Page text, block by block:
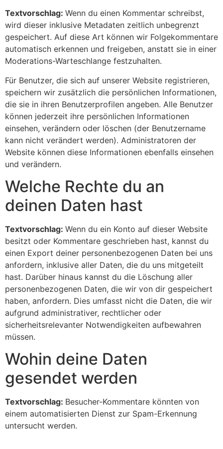
Textvorschlag: Wenn du einen Kommentar schreibst,
wird dieser inklusive Metadaten zeitlich unbegrenzt
gespeichert. Auf diese Art können wir Folgekommentare
automatisch erkennen und freigeben, anstatt sie in einer
Moderations-Warteschlange festzuhalten.
Für Benutzer, die sich auf unserer Website registrieren,
speichern wir zusätzlich die persönlichen Informationen,
die sie in ihren Benutzerprofilen angeben. Alle Benutzer
können jederzeit ihre persönlichen Informationen
einsehen, verändern oder löschen (der Benutzername
kann nicht verändert werden). Administratoren der
Website können diese Informationen ebenfalls einsehen
und verändern.
Welche Rechte du an
deinen Daten hast
Textvorschlag: Wenn du ein Konto auf dieser Website
besitzt oder Kommentare geschrieben hast, kannst du
einen Export deiner personenbezogenen Daten bei uns
anfordern, inklusive aller Daten, die du uns mitgeteilt
hast. Darüber hinaus kannst du die Löschung aller
personenbezogenen Daten, die wir von dir gespeichert
haben, anfordern. Dies umfasst nicht die Daten, die wir
aufgrund administrativer, rechtlicher oder
sicherheitsrelevanter Notwendigkeiten aufbewahren
müssen.
Wohin deine Daten
gesendet werden
Textvorschlag: Besucher-Kommentare könnten von
einem automatisierten Dienst zur Spam-Erkennung
untersucht werden.